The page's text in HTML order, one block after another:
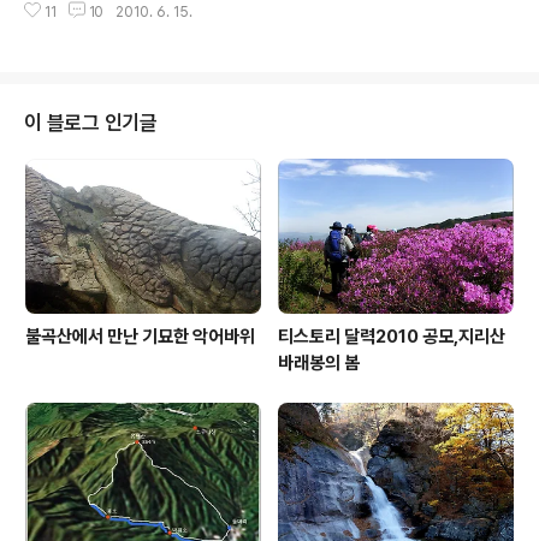
고 부드러운 식감이 단연 도보이는 음식이다. 이 옥천냉면
식당주인이 농민이어서 인근에 소재한 자신의 채마밭에서
라고 커다랗게 .... 원래는 유명한 유기농 쌈밥집! 쌈밥을 시
키면 제육볶음이 나오고....생고기를 선호하므로 흑돼지 생
구이 주문. 선도와 육질이 좋아보이는 흑돼지 한판 나오
고... 진짜 흑돼지는 껍질부위에 까만 털들이 보여야 한다
고....이날 동행한 흑돼지 전문가가 조언...바로 확인해 보니
실제 까만 털이 보인다. 불..
11 10 2010. 6. 15.
이 블로그 인기글
불곡산에서 만난 기묘한 악어바위
티스토리 달력2010 공모,지리산
바래봉의 봄